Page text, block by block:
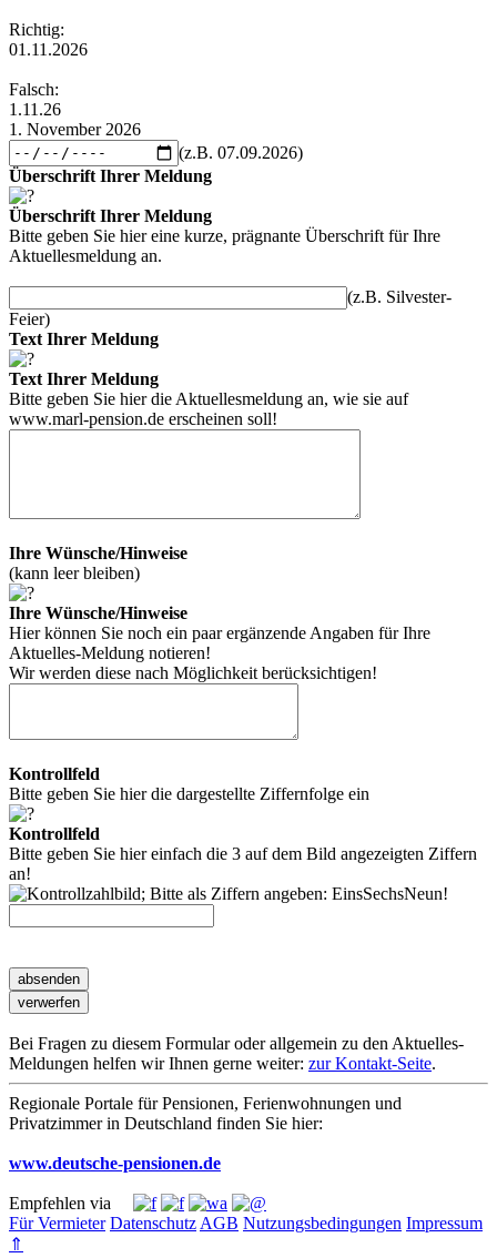
Richtig:
01.11.2026
Falsch:
1.11.26
1. November 2026
(z.B. 07.09.2026)
Überschrift Ihrer Meldung
Überschrift Ihrer Meldung
Bitte geben Sie hier eine kurze, prägnante Überschrift für Ihre
Aktuellesmeldung an.
(z.B. Silvester-
Feier)
Text Ihrer Meldung
Text Ihrer Meldung
Bitte geben Sie hier die Aktuellesmeldung an, wie sie auf
www.marl-pension.de erscheinen soll!
Ihre Wünsche/Hinweise
(kann leer bleiben)
Ihre Wünsche/Hinweise
Hier können Sie noch ein paar ergänzende Angaben für Ihre
Aktuelles-Meldung notieren!
Wir werden diese nach Möglichkeit berücksichtigen!
Kontrollfeld
Bitte geben Sie hier die dargestellte Ziffernfolge ein
Kontrollfeld
Bitte geben Sie hier einfach die 3 auf dem Bild angezeigten Ziffern
an!
Bei Fragen zu diesem Formular oder allgemein zu den Aktuelles-
Meldungen helfen wir Ihnen gerne weiter: zur Kontakt-Seite.
Regionale Portale für Pensionen, Ferienwohnungen und
Privatzimmer in Deutschland finden Sie hier:
www.deutsche-pensionen.de
Empfehlen via
Für Vermieter Datenschutz AGB Nutzungsbedingungen Impressum
⇑